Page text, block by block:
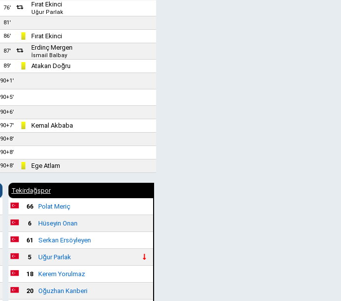
76' Fırat Ekinci
Uğur Parlak
81'
86' Fırat Ekinci
87' Erdinç Mergen
İsmail Balbay
89'
Atakan Doğru
90+1'
90+5'
90+6'
90+7'
Kemal Akbaba
90+8'
90+8'
90+8' Ege Atlam
Tekirdağspor
66 Polat Meriç
6 Hüseyin Onan
61 Serkan Ersöyleyen
5 Uğur Parlak
18 Kerem Yorulmaz
20 Oğuzhan Kanberi